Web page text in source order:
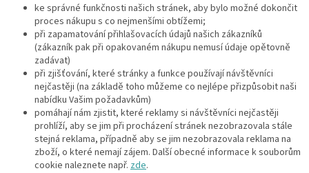
ke správné funkčnosti našich stránek, aby bylo možné dokončit
proces nákupu s co nejmenšími obtížemi;
při zapamatování přihlašovacích údajů našich zákazníků
(zákazník pak při opakovaném nákupu nemusí údaje opětovně
zadávat)
při zjišťování, které stránky a funkce používají návštěvníci
nejčastěji (na základě toho můžeme co nejlépe přizpůsobit naši
nabídku Vašim požadavkům)
pomáhají nám zjistit, které reklamy si návštěvníci nejčastěji
prohlíží, aby se jim při procházení stránek nezobrazovala stále
stejná reklama, případně aby se jim nezobrazovala reklama na
zboží, o které nemají zájem. Další obecné informace k souborům
cookie naleznete např. zde.